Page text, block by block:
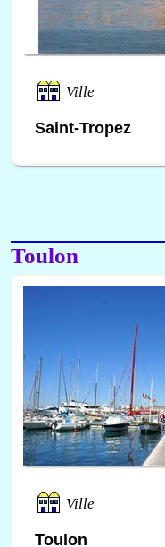
Ville
Saint-Tropez
Toulon
Ville
Toulon